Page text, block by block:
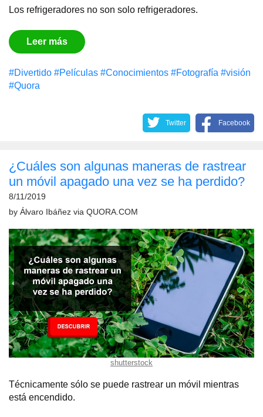
Los refrigeradores no son solo refrigeradores.
Leer más
#Divertido #Películas #Conocimientos #Fotografía #visión
#Quora
Twitter Facebook
¿Cuáles son algunas maneras de rastrear
un móvil apagado una vez se ha perdido?
8/11/2019
by Álvaro Ibáñez via QUORA.COM
shutterstock
Técnicamente sólo se puede rastrear un móvil mientras
está encendido.